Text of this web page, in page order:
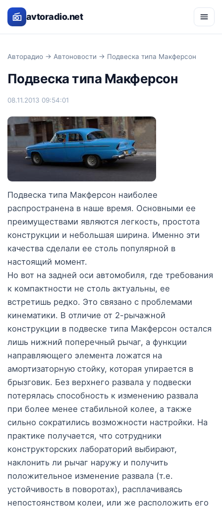
avtoradio.net
Авторадио → Автоновости → Подвеска типа Макферсон
Подвеска типа Макферсон
08.11.2013 09:54:01
Подвеска типа Макферсон наиболее
распространена в наше время. Основными ее
преимуществами являются легкость, простота
конструкции и небольшая ширина. Именно эти
качества сделали ее столь популярной в
настоящий момент.
Но вот на задней оси автомобиля, где требования
к компактности не столь актуальны, ее
встретишь редко. Это связано с проблемами
кинематики. В отличие от 2-рычажной
конструкции в подвеске типа Макферсон остался
лишь нижний поперечный рычаг, а функции
направляющего элемента ложатся на
амортизаторную стойку, которая упирается в
брызговик. Без верхнего развала у подвески
потерялась способность к изменению развала
при более менее стабильной колее, а также
сильно сократились возможности настройки. На
практике получается, что сотрудники
конструкторских лабораторий выбирают,
наклонить ли рычаг наружу и получить
положительное изменение развала (т.е.
устойчивость в поворотах), расплачиваясь
непостоянством колеи, или же расположить его